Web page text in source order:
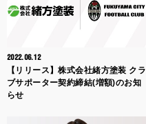
2022.06.12
【リリース】株式会社緒方塗装 クラ
ブサポーター契約締結(増額)のお知
らせ